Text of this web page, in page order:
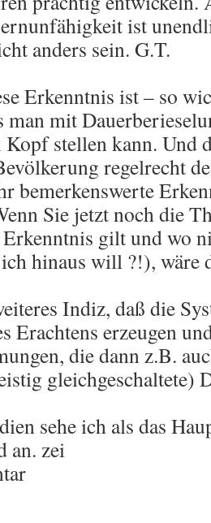
ist
anders sein. G.T.
Erkenntnis ist – so
man mit
Kopf stellen kann. Und
regelrecht
bemerkenswerte
Sie jetzt noch die
gilt und wo
hinaus will ?!), wäre
Indiz, daß die
Erachtens erzeugen
die dann z.B.
gleichgeschaltete)
sehe ich als das
an. zei